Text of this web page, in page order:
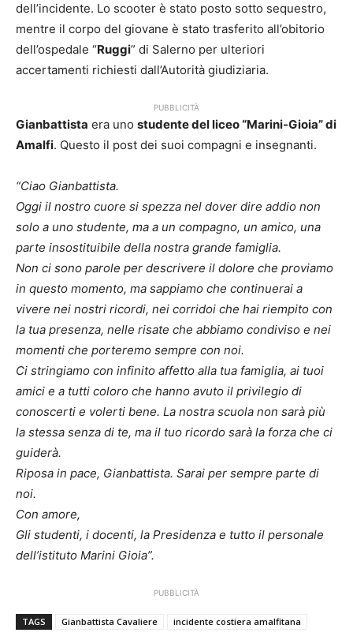
dell’incidente. Lo scooter è stato posto sotto sequestro,
mentre il corpo del giovane è stato trasferito all’obitorio
dell’ospedale “Ruggi” di Salerno per ulteriori
accertamenti richiesti dall’Autorità giudiziaria.
PUBBLICITÀ
Gianbattista era uno studente del liceo “Marini-Gioia” di
Amalfi. Questo il post dei suoi compagni e insegnanti.
“Ciao Gianbattista.
Oggi il nostro cuore si spezza nel dover dire addio non
solo a uno studente, ma a un compagno, un amico, una
parte insostituibile della nostra grande famiglia.
Non ci sono parole per descrivere il dolore che proviamo
in questo momento, ma sappiamo che continuerai a
vivere nei nostri ricordi, nei corridoi che hai riempito con
la tua presenza, nelle risate che abbiamo condiviso e nei
momenti che porteremo sempre con noi.
Ci stringiamo con infinito affetto alla tua famiglia, ai tuoi
amici e a tutti coloro che hanno avuto il privilegio di
conoscerti e volerti bene. La nostra scuola non sarà più
la stessa senza di te, ma il tuo ricordo sarà la forza che ci
guiderà.
Riposa in pace, Gianbattista. Sarai per sempre parte di
noi.
Con amore,
Gli studenti, i docenti, la Presidenza e tutto il personale
dell’istituto Marini Gioia”.
PUBBLICITÀ
TAGS Gianbattista Cavaliere incidente costiera amalfitana